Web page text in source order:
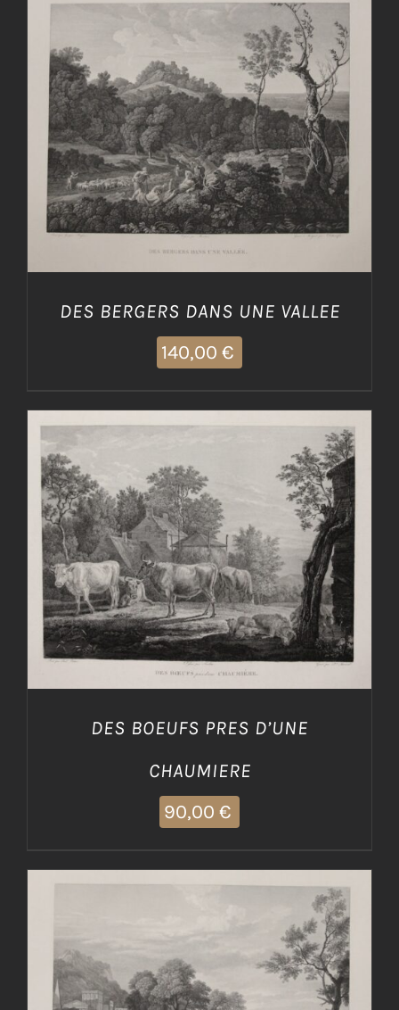
AGGIUNGI AL CARRELLO / DETTAGLI
DES BERGERS DANS UNE VALLEE
140,00 €
AGGIUNGI AL CARRELLO / DETTAGLI
DES BOEUFS PRES D’UNE
CHAUMIERE
90,00 €